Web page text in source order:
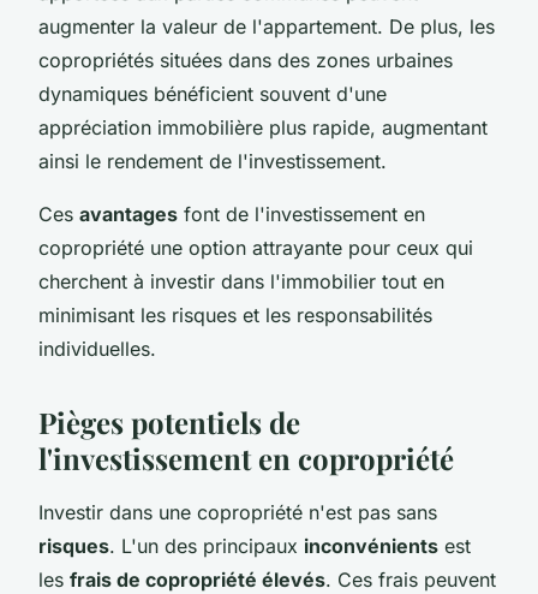
augmenter la valeur de l'appartement. De plus, les
copropriétés situées dans des zones urbaines
dynamiques bénéficient souvent d'une
appréciation immobilière plus rapide, augmentant
ainsi le rendement de l'investissement.
Ces avantages font de l'investissement en
copropriété une option attrayante pour ceux qui
cherchent à investir dans l'immobilier tout en
minimisant les risques et les responsabilités
individuelles.
Pièges potentiels de
l'investissement en copropriété
Investir dans une copropriété n'est pas sans
risques. L'un des principaux inconvénients est
les frais de copropriété élevés. Ces frais peuvent